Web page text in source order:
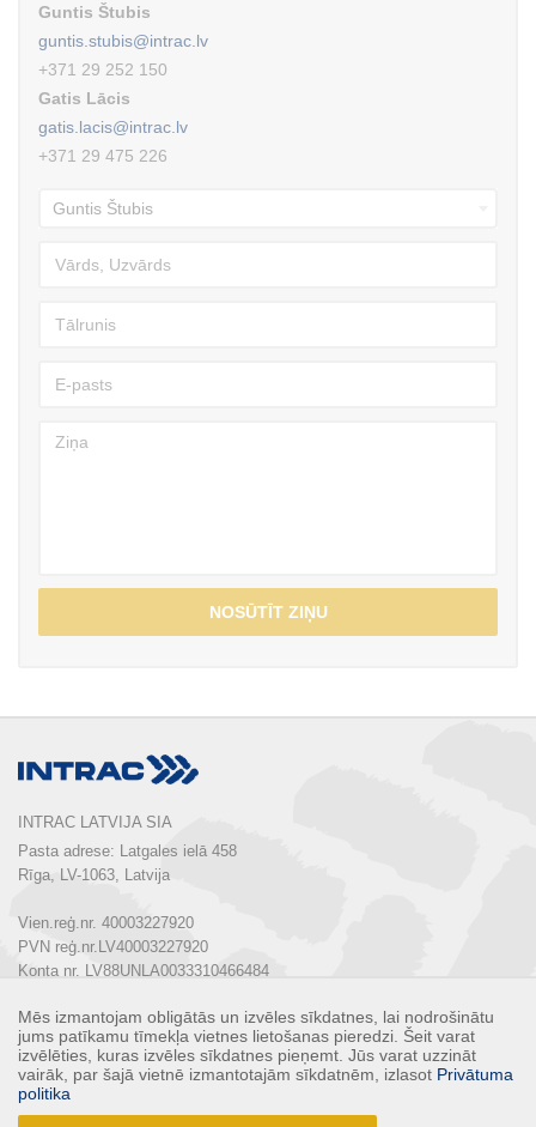
Guntis Štubis
guntis.stubis@intrac.lv
+371 29 252 150
Gatis Lācis
gatis.lacis@intrac.lv
+371 29 475 226
NOSŪTĪT ZIŅU
INTRAC LATVIJA SIA
Pasta adrese: Latgales ielā 458
Rīga, LV-1063, Latvija
Vien.reģ.nr. 40003227920
PVN reģ.nr.LV40003227920
Konta nr. LV88UNLA0033310466484
Tālrunis: + 371 67 803 700
E-pasts: info@intrac.lv
KONTAKTI
Mēs izmantojam obligātās un izvēles sīkdatnes, lai nodrošinātu
jums patīkamu tīmekļa vietnes lietošanas pieredzi. Šeit varat
izvēlēties, kuras izvēles sīkdatnes pieņemt. Jūs varat uzzināt
vairāk, par šajā vietnē izmantotajām sīkdatnēm, izlasot Privātuma
politika